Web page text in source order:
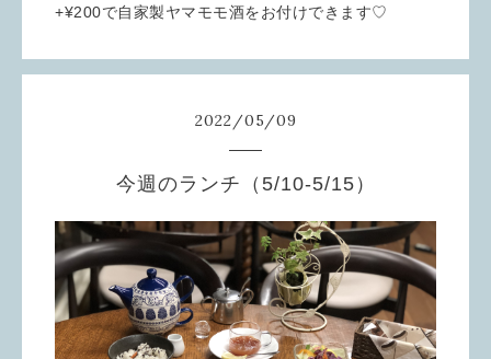
+¥200で自家製ヤマモモ酒をお付けできます♡
2022/05/09
今週のランチ（5/10-5/15）